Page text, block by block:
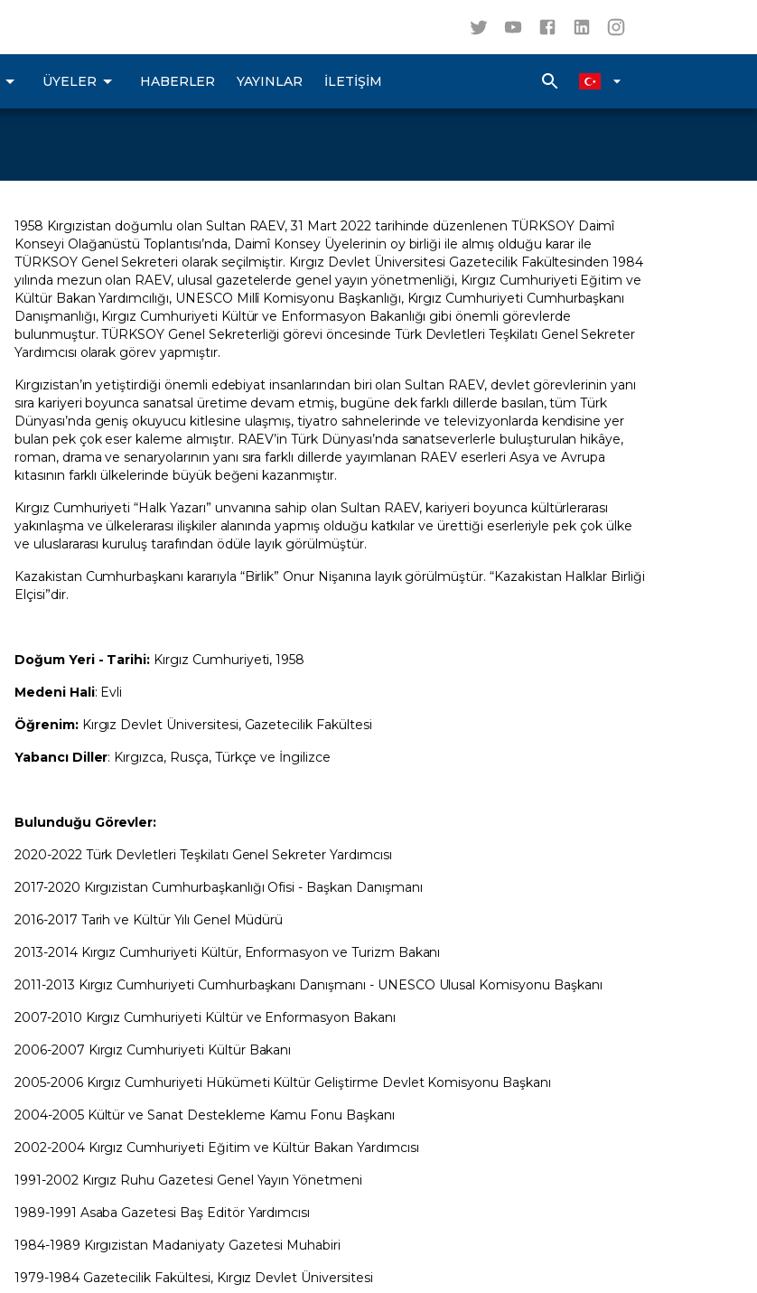
ÜYELER HABERLER YAYINLAR İLETIŞIM
1958 Kırgızistan doğumlu olan Sultan RAEV, 31 Mart 2022 tarihinde düzenlenen TÜRKSOY Daimî
Konseyi Olağanüstü Toplantısı’nda, Daimî Konsey Üyelerinin oy birliği ile almış olduğu karar ile
TÜRKSOY Genel Sekreteri olarak seçilmiştir. Kırgız Devlet Üniversitesi Gazetecilik Fakültesinden 1984
yılında mezun olan RAEV, ulusal gazetelerde genel yayın yönetmenliği, Kırgız Cumhuriyeti Eğitim ve
Kültür Bakan Yardımcılığı, UNESCO Millî Komisyonu Başkanlığı, Kırgız Cumhuriyeti Cumhurbaşkanı
Danışmanlığı, Kırgız Cumhuriyeti Kültür ve Enformasyon Bakanlığı gibi önemli görevlerde
bulunmuştur. TÜRKSOY Genel Sekreterliği görevi öncesinde Türk Devletleri Teşkilatı Genel Sekreter
Yardımcısı olarak görev yapmıştır.
Kırgızistan’ın yetiştirdiği önemli edebiyat insanlarından biri olan Sultan RAEV, devlet görevlerinin yanı
sıra kariyeri boyunca sanatsal üretime devam etmiş, bugüne dek farklı dillerde basılan, tüm Türk
Dünyası’nda geniş okuyucu kitlesine ulaşmış, tiyatro sahnelerinde ve televizyonlarda kendisine yer
bulan pek çok eser kaleme almıştır. RAEV’in Türk Dünyası’nda sanatseverlerle buluşturulan hikâye,
roman, drama ve senaryolarının yanı sıra farklı dillerde yayımlanan RAEV eserleri Asya ve Avrupa
kıtasının farklı ülkelerinde büyük beğeni kazanmıştır.
Kırgız Cumhuriyeti “Halk Yazarı” unvanına sahip olan Sultan RAEV, kariyeri boyunca kültürlerarası
yakınlaşma ve ülkelerarası ilişkiler alanında yapmış olduğu katkılar ve ürettiği eserleriyle pek çok ülke
ve uluslararası kuruluş tarafından ödüle layık görülmüştür.
Kazakistan Cumhurbaşkanı kararıyla “Birlik” Onur Nişanına layık görülmüştür. “Kazakistan Halklar Birliği
Elçisi”dir.
Doğum Yeri - Tarihi: Kırgız Cumhuriyeti, 1958
Medeni Hali: Evli
Öğrenim:Kırgız Devlet Üniversitesi, Gazetecilik Fakültesi
Yabancı Diller: Kırgızca, Rusça, Türkçe ve İngilizce
Bulunduğu Görevler:
2020-2022 Türk Devletleri Teşkilatı Genel Sekreter Yardımcısı
2017-2020 Kırgızistan Cumhurbaşkanlığı Ofisi - Başkan Danışmanı
2016-2017 Tarih ve Kültür Yılı Genel Müdürü
2013-2014 Kırgız Cumhuriyeti Kültür, Enformasyon ve Turizm Bakanı
2011-2013 Kırgız Cumhuriyeti Cumhurbaşkanı Danışmanı - UNESCO Ulusal Komisyonu Başkanı
2007-2010 Kırgız Cumhuriyeti Kültür ve Enformasyon Bakanı
2006-2007 Kırgız Cumhuriyeti Kültür Bakanı
2005-2006 Kırgız Cumhuriyeti Hükümeti Kültür Geliştirme Devlet Komisyonu Başkanı
2004-2005 Kültür ve Sanat Destekleme Kamu Fonu Başkanı
2002-2004 Kırgız Cumhuriyeti Eğitim ve Kültür Bakan Yardımcısı
1991-2002 Kırgız Ruhu Gazetesi Genel Yayın Yönetmeni
1989-1991 Asaba Gazetesi Baş Editör Yardımcısı
1984-1989 Kırgızistan Madaniyaty Gazetesi Muhabiri
1979-1984 Gazetecilik Fakültesi, Kırgız Devlet Üniversitesi